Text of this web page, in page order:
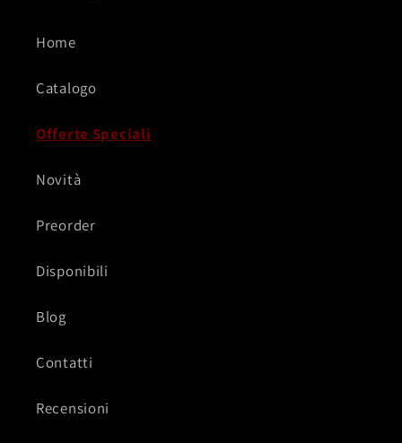
Home
Catalogo
Offerte Speciali
Novità
Preorder
Disponibili
Blog
Contatti
Recensioni